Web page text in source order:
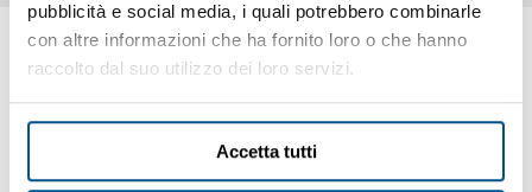
pubblicità e social media, i quali potrebbero combinarle
con altre informazioni che ha fornito loro o che hanno
raccolto dal suo utilizzo dei loro servizi.
Accetta tutti
Ti potrebbero interessare anche